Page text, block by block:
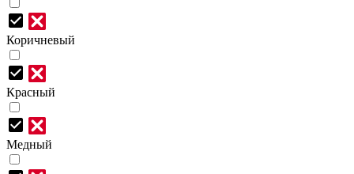
Коричневый
Красный
Медный